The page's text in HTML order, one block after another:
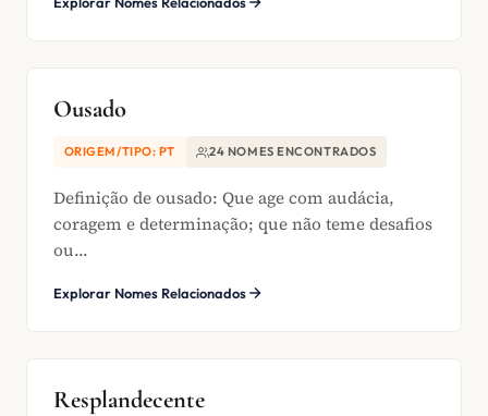
Ousado
ORIGEM/TIPO: PT 24 NOMES ENCONTRADOS
Definição de ousado: Que age com audácia,
coragem e determinação; que não teme desafios
ou...
Explorar Nomes Relacionados
Resplandecente